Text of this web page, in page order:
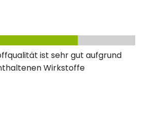
ist sehr gut aufgrund
Wirkstoffe